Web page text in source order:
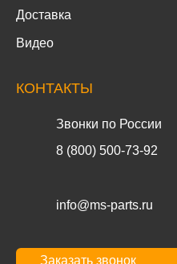
Доставка
Видео
КОНТАКТЫ
Звонки по России
8 (800) 500-73-92
info@ms-parts.ru
Заказать звонок